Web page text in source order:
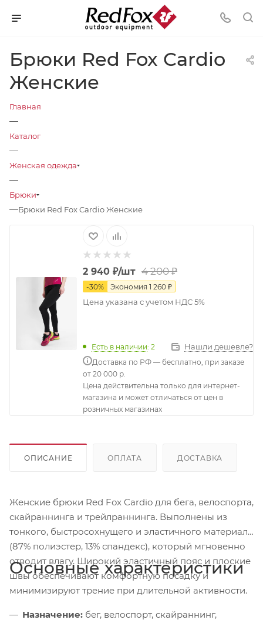
Брюки Red Fox Cardio
Женские
Главная
—
Каталог
—
Женская одежда
—
Брюки
—Брюки Red Fox Cardio Женские
2 940 ₽/шт 4 200₽
-30% Экономия 1 260 ₽
Цена указана с учетом НДС 5%
Есть в наличии: 2 Нашли дешевле?
Доставка по РФ — бесплатно, при заказе
от 20 000 р.
Цена действительна только для интернет-
магазина и может отличаться от цен в
розничных магазинах
ОПИСАНИЕ ОПЛАТА ДОСТАВКА
Женские брюки Red Fox Cardio для бега, велоспорта,
скайраннинга и трейлраннинга. Выполнены из
тонкого, быстросохнущего и эластичного материала
(87% полиэстер, 13% спандекс), который мгновенно
отводит влагу. Широкий эластичный пояс и плоские
швы обеспечивают комфортную посадку и
минимизируют трение при длительной активности.
Основные характеристики
Назначение: бег, велоспорт, скайраннинг,